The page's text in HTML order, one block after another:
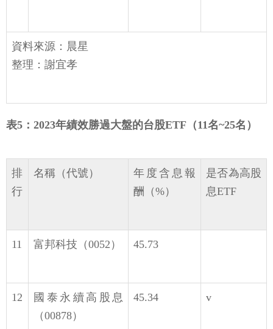
資料來源：晨星
整理：謝宜孝
表5：2023年績效勝過大盤的台股ETF（11名~25名）
排
行
名稱（代號）
年度含息報
酬（%）
是否為高股
息ETF
11 富邦科技（0052） 45.73
12
國泰永續高股息
（00878）
45.34 v